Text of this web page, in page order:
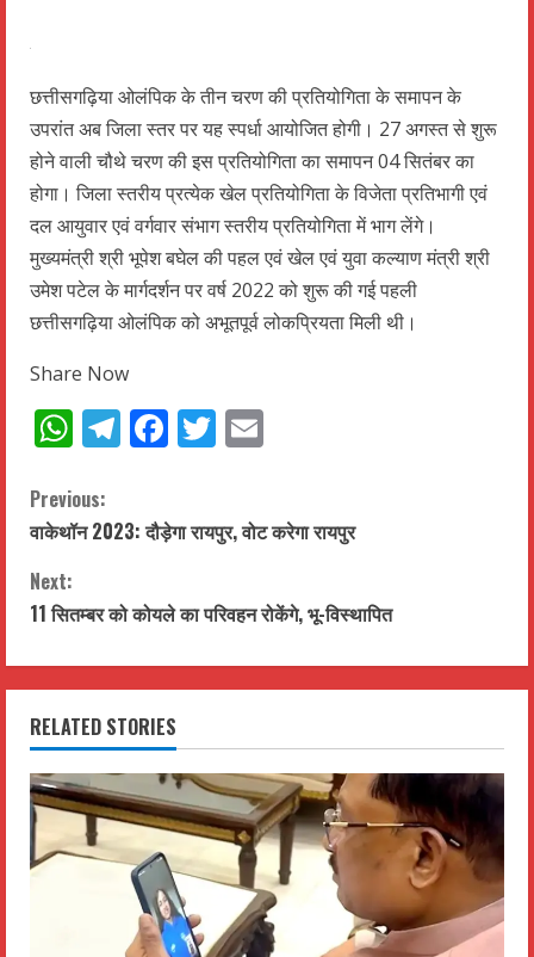
छत्तीसगढ़िया ओलंपिक के तीन चरण की प्रतियोगिता के समापन के
उपरांत अब जिला स्तर पर यह स्पर्धा आयोजित होगी। 27 अगस्त से शुरू
होने वाली चौथे चरण की इस प्रतियोगिता का समापन 04 सितंबर का
होगा। जिला स्तरीय प्रत्येक खेल प्रतियोगिता के विजेता प्रतिभागी एवं
दल आयुवार एवं वर्गवार संभाग स्तरीय प्रतियोगिता में भाग लेंगे।
मुख्यमंत्री श्री भूपेश बघेल की पहल एवं खेल एवं युवा कल्याण मंत्री श्री
उमेश पटेल के मार्गदर्शन पर वर्ष 2022 को शुरू की गई पहली
छत्तीसगढ़िया ओलंपिक को अभूतपूर्व लोकप्रियता मिली थी।
Share Now
WhatsApp
Telegram
Facebook
Twitter
C
o
n
t
i
n
u
e
Previous:
वाकेथॉन 2023: दौड़ेगा रायपुर, वोट करेगा रायपुर
Next:
11 सितम्बर को कोयले का परिवहन रोकेंगे, भू-विस्थापित
RELATED STORIES